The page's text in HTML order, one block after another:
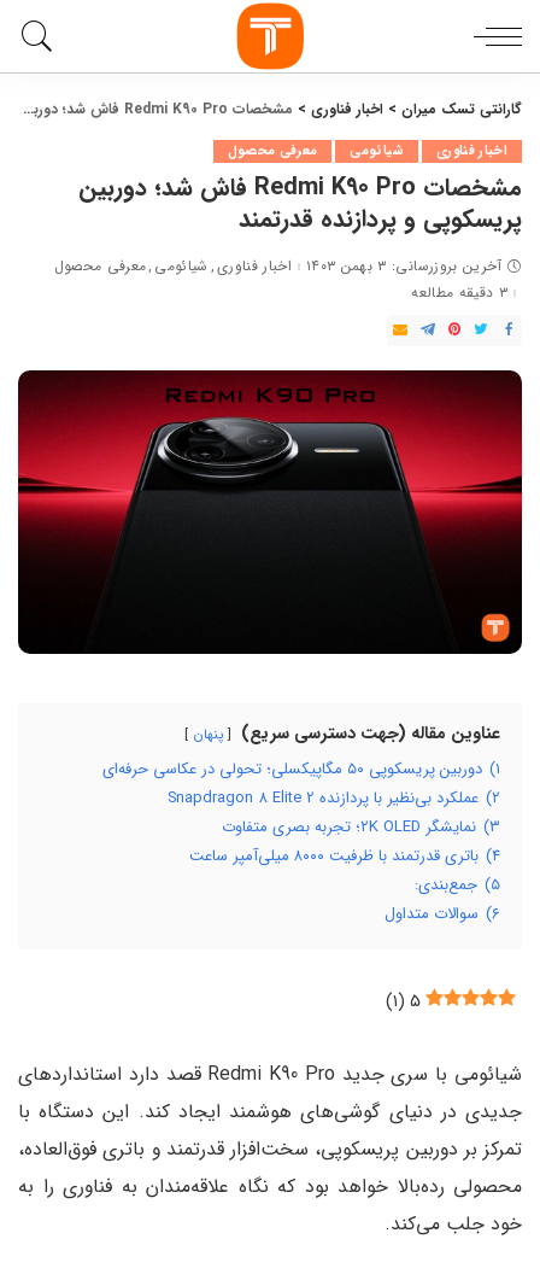
گارانتی تسک میران > اخبار فناوری > مشخصات Redmi K90 Pro فاش شد؛ دوربین پریسکوپی و پردازنده قدرتمند
اخبار فناوری شیائومی معرفی محصول
مشخصات Redmi K90 Pro فاش شد؛ دوربین
پریسکوپی و پردازنده قدرتمند
آخرین بروزرسانی: ۳ بهمن ۱۴۰۳ اخبار فناوری شیائومی معرفی محصول
۳ دقیقه مطالعه
عناوین مقاله (جهت دسترسی سریع) پنهان
۱) دوربین پریسکوپی ۵۰ مگاپیکسلی؛ تحولی در عکاسی حرفه‌ای
۲) عملکرد بی‌نظیر با پردازنده Snapdragon 8 Elite 2
۳) نمایشگر ۲K OLED؛ تجربه بصری متفاوت
۴) باتری قدرتمند با ظرفیت ۸۰۰۰ میلی‌آمپر ساعت
۵) جمع‌بندی:
۶) سوالات متداول
۵ (۱)
شیائومی با سری جدید Redmi K90 Pro قصد دارد استانداردهای
جدیدی در دنیای گوشی‌های هوشمند ایجاد کند. این دستگاه با
تمرکز بر دوربین پریسکوپی، سخت‌افزار قدرتمند و باتری فوق‌العاده،
محصولی رده‌بالا خواهد بود که نگاه علاقه‌مندان به فناوری را به
خود جلب می‌کند.